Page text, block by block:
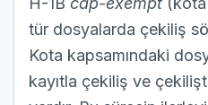
tür dosyalarda çekiliş
Kota kapsamındaki
kayıtla çekiliş ve